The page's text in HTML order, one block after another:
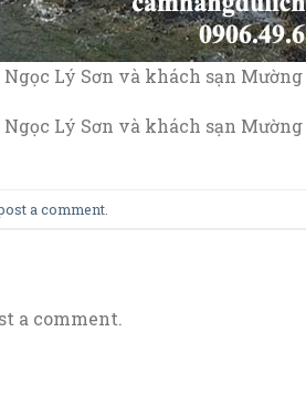
Lý Sơn và khách sạn
Lý Sơn và khách sạn
a comment
a comment.